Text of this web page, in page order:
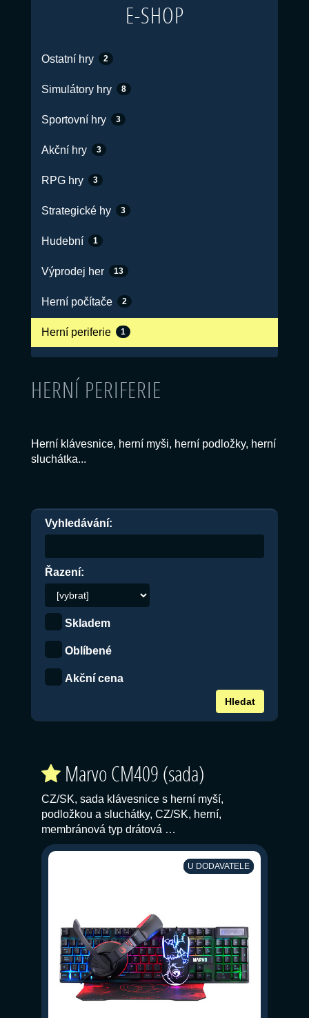
E-SHOP
Ostatní hry 2
Simulátory hry 8
Sportovní hry 3
Akční hry 3
RPG hry 3
Strategické hy 3
Hudební 1
Výprodej her 13
Herní počítače 2
Herní periferie 1
HERNÍ PERIFERIE
Herní klávesnice, herní myši, herní podložky, herní
sluchátka...
Vyhledávání:
Řazení:
Skladem
Oblíbené
Akční cena
Hledat
Marvo CM409 (sada)
CZ/SK, sada klávesnice s herní myší,
podložkou a sluchátky, CZ/SK, herní,
membránová typ drátová …
U DODAVATELE